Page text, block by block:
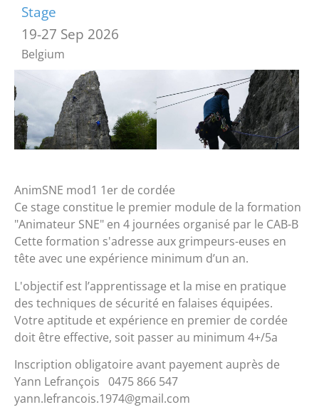
Stage
19-27 Sep 2026
Belgium
AnimSNE mod1 1er de cordée
Ce stage constitue le premier module de la formation
"Animateur SNE" en 4 journées organisé par le CAB-B
Cette formation s'adresse aux grimpeurs-euses en
tête avec une expérience minimum d’un an.
L'objectif est l’apprentissage et la mise en pratique
des techniques de sécurité en falaises équipées.
Votre aptitude et expérience en premier de cordée
doit être effective, soit passer au minimum 4+/5a
Inscription obligatoire avant payement auprès de
Yann Lefrançois 0475 866 547
yann.lefrancois.1974@gmail.com